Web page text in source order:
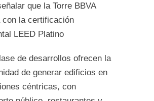
que la Torre BBVA
con la certificación
LEED Platino
de desarrollos ofrecen la
de generar edificios en
céntricas, con